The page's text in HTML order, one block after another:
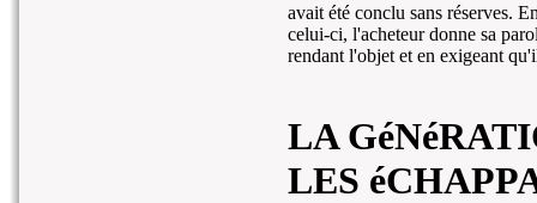
avait été conclu sans réserves.
celui-ci, l'acheteur donne sa
rendant l'objet et en exigeant
LA
LES